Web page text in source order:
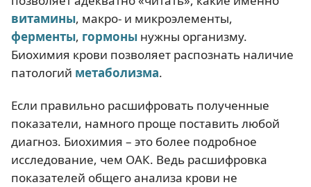
витамины, макро- и микроэлементы,
ферменты, гормоны нужны организму.
Биохимия крови позволяет распознать наличие
патологий метаболизма.
Если правильно расшифровать полученные
показатели, намного проще поставить любой
диагноз. Биохимия – это более подробное
исследование, чем ОАК. Ведь расшифровка
показателей общего анализа крови не